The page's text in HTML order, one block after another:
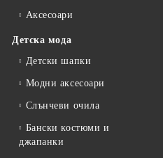
Аксесоари
Детска мода
Детски шапки
Модни аксесоари
Слънчеви очила
Бански костюми и
джапанки